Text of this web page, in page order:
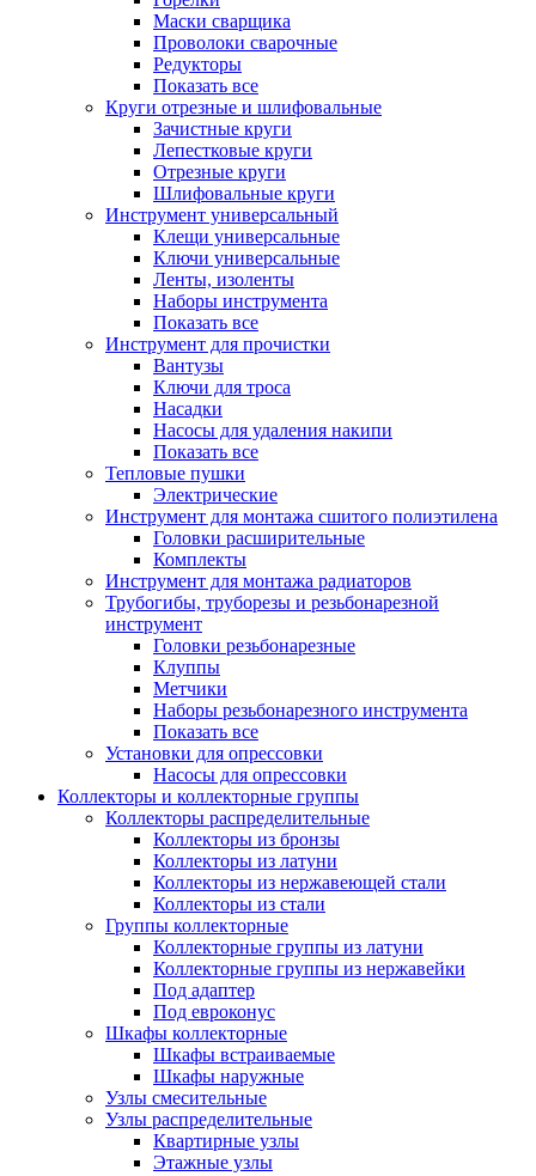
Маски сварщика
Проволоки сварочные
Редукторы
Показать все
Круги отрезные и шлифовальные
Зачистные круги
Лепестковые круги
Отрезные круги
Шлифовальные круги
Инструмент универсальный
Клещи универсальные
Ключи универсальные
Ленты, изоленты
Наборы инструмента
Показать все
Инструмент для прочистки
Вантузы
Ключи для троса
Насадки
Насосы для удаления накипи
Показать все
Тепловые пушки
Электрические
Инструмент для монтажа сшитого полиэтилена
Головки расширительные
Комплекты
Инструмент для монтажа радиаторов
Трубогибы, труборезы и резьбонарезной
инструмент
Головки резьбонарезные
Клуппы
Метчики
Наборы резьбонарезного инструмента
Показать все
Установки для опрессовки
Насосы для опрессовки
Коллекторы и коллекторные группы
Коллекторы распределительные
Коллекторы из бронзы
Коллекторы из латуни
Коллекторы из нержавеющей стали
Коллекторы из стали
Группы коллекторные
Коллекторные группы из латуни
Коллекторные группы из нержавейки
Под адаптер
Под евроконус
Шкафы коллекторные
Шкафы встраиваемые
Шкафы наружные
Узлы смесительные
Узлы распределительные
Квартирные узлы
Этажные узлы